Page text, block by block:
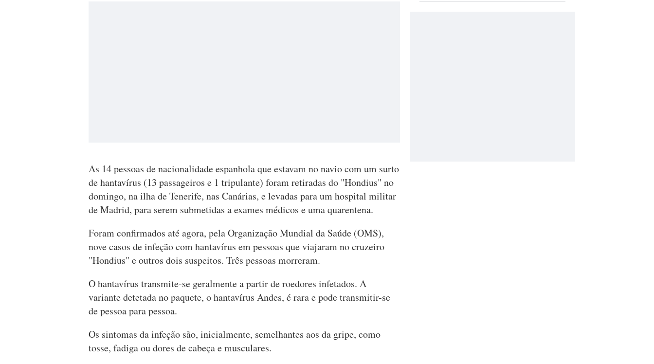
As 14 pessoas de nacionalidade espanhola que estavam no navio com um surto
de hantavírus (13 passageiros e 1 tripulante) foram retiradas do "Hondius" no
domingo, na ilha de Tenerife, nas Canárias, e levadas para um hospital militar
de Madrid, para serem submetidas a exames médicos e uma quarentena.
Foram confirmados até agora, pela Organização Mundial da Saúde (OMS),
nove casos de infeção com hantavírus em pessoas que viajaram no cruzeiro
"Hondius" e outros dois suspeitos. Três pessoas morreram.
O hantavírus transmite-se geralmente a partir de roedores infetados. A
variante detetada no paquete, o hantavírus Andes, é rara e pode transmitir-se
de pessoa para pessoa.
Os sintomas da infeção são, inicialmente, semelhantes aos da gripe, como
tosse, fadiga ou dores de cabeça e musculares.